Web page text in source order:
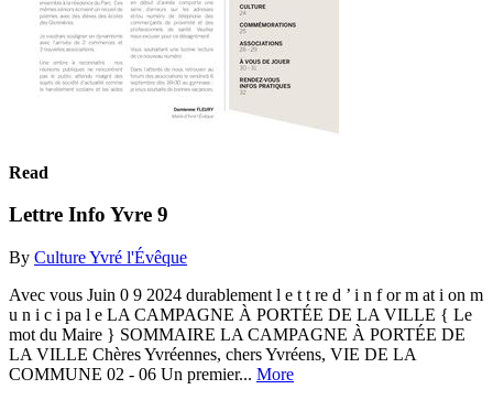
Read
Lettre Info Yvre 9
By Culture Yvré l'Évêque
Avec vous Juin 0 9 2024 durablement l e t t re d ’ i n f or m at i on m
u n i c i pa l e LA CAMPAGNE À PORTÉE DE LA VILLE { Le
mot du Maire } SOMMAIRE LA CAMPAGNE À PORTÉE DE
LA VILLE Chères Yvréennes, chers Yvréens, VIE DE LA
COMMUNE 02 - 06 Un premier... More